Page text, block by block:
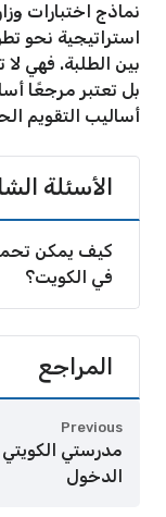
نماذج اختبارات
استراتيجية نحو
بين الطلبة. فهي
بل تعتبر مرجعًا
أساليب التقويم
الأسئلة
كيف يمكن
في الكويت؟
المراجع
Previous
مدرستي
الدخول